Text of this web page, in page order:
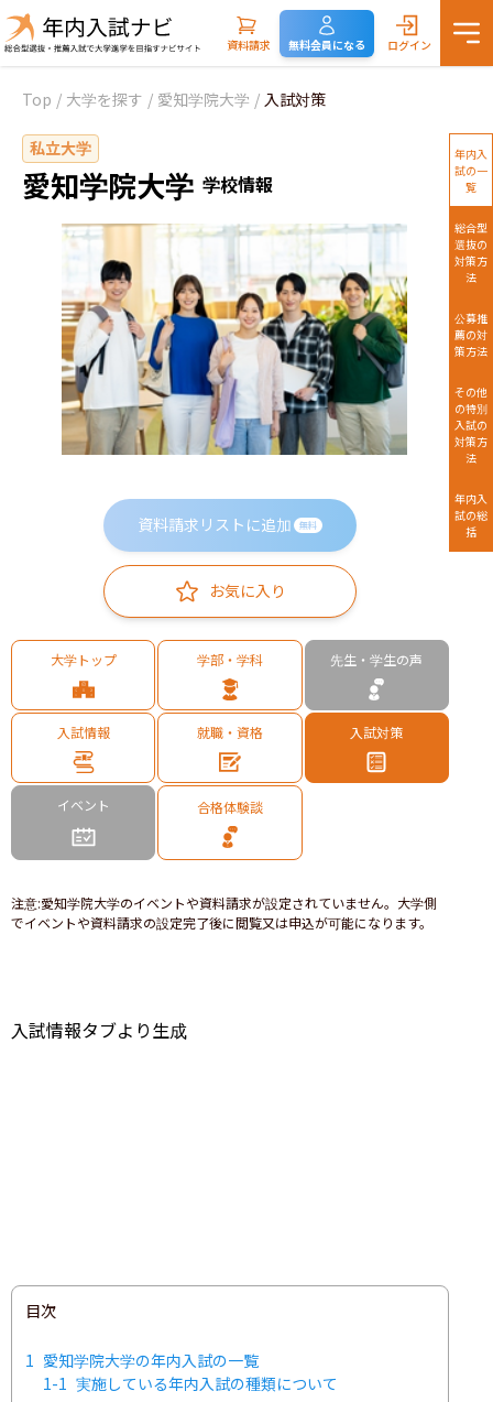
資料請求 無料会員になる ログイン
Top / 大学を探す / 愛知学院大学 / 入試対策
私立大学
愛知学院大学 学校情報
資料請求リストに追加 無料
お気に入り
大学トップ 学部・学科 先生・学生の声
入試情報 就職・資格 入試対策
イベント 合格体験談
注意:愛知学院大学のイベントや資料請求が設定されていません。大学側
でイベントや資料請求の設定完了後に閲覧又は申込が可能になります。
入試情報タブより生成
目次
1 愛知学院大学の年内入試の一覧
1-1 実施している年内入試の種類について
年内入
試の一
覧
総合型
選抜の
対策方
法
公募推
薦の対
策方法
その他
の特別
入試の
対策方
法
年内入
試の総
括